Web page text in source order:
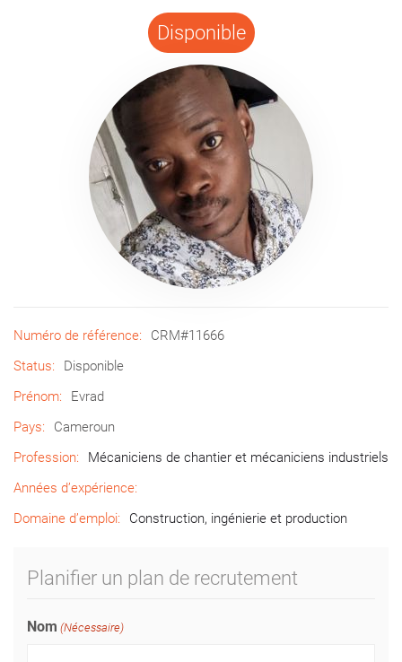
Disponible
Numéro de référence:
CRM#11666
Status:
Disponible
Prénom:
Evrad
Pays:
Cameroun
Profession:
Mécaniciens de chantier et mécaniciens industriels
Années d’expérience:
Domaine d’emploi:
Construction, ingénierie et production
Planifier un plan de recrutement
Nom (Nécessaire)